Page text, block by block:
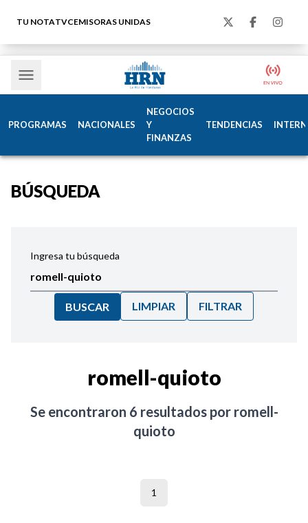
TU NOTATVCEMISORAS UNIDAS
PROGRAMAS NACIONALES
NEGOCIOS
Y
FINANZAS
TENDENCIAS
BÚSQUEDA
Ingresa tu búsqueda
BUSCAR LIMPIAR FILTRAR
romell-quioto
Se encontraron 6 resultados por romell-
quioto
1